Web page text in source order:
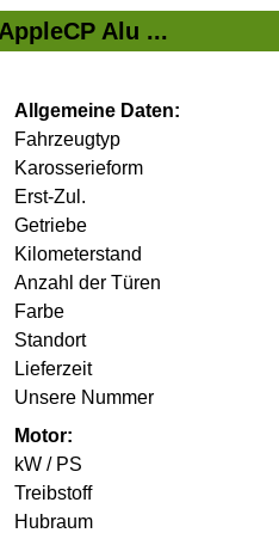
Alu ...
Allgemeine Daten:
Fahrzeugtyp
Karosserieform
Erst-Zul.
Getriebe
Kilometerstand
Anzahl der Türen
Farbe
Standort
Lieferzeit
Unsere Nummer
Motor:
kW / PS
Treibstoff
Hubraum